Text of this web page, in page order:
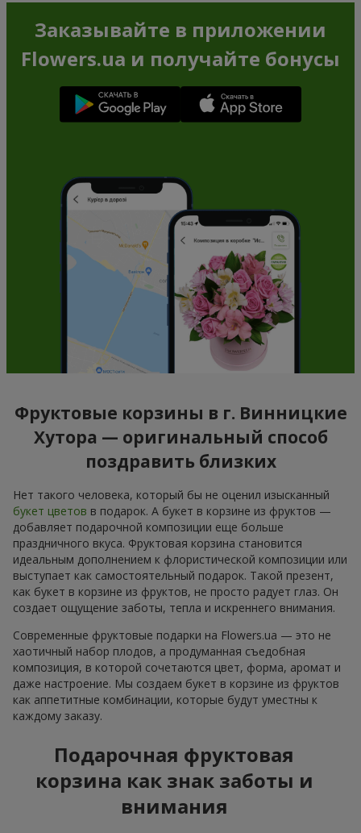
Заказывайте в приложении
Flowers.ua и получайте бонусы
Фруктовые корзины в г. Винницкие
Хутора — оригинальный способ
поздравить близких
Нет такого человека, который бы не оценил изысканный
букет цветов в подарок. А букет в корзине из фруктов —
добавляет подарочной композиции еще больше
праздничного вкуса. Фруктовая корзина становится
идеальным дополнением к флористической композиции или
выступает как самостоятельный подарок. Такой презент,
как букет в корзине из фруктов, не просто радует глаз. Он
создает ощущение заботы, тепла и искреннего внимания.
Современные фруктовые подарки на Flowers.ua — это не
хаотичный набор плодов, а продуманная съедобная
композиция, в которой сочетаются цвет, форма, аромат и
даже настроение. Мы создаем букет в корзине из фруктов
как аппетитные комбинации, которые будут уместны к
каждому заказу.
Подарочная фруктовая
корзина как знак заботы и
внимания